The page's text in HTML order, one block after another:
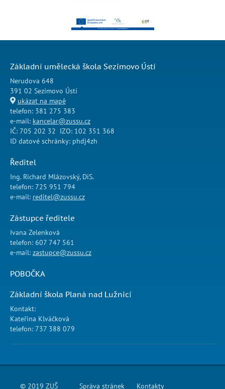
Základní umělecká škola Sezimovo Ústí
Nerudova 648
391 02 Sezimovo Ústí
ukázat na mapě
telefon: 381 275 383
e-mail: kancelar@zussu.cz
IČ: 705 202 32 IZO: 102 351 368
ID datové schránky: phdj4zh
Ředitel
Ing. Richard Mlázovský, DiS.
telefon: 725 951 794
e-mail: reditel@zussu.cz
Zástupce ředitele
Ivana Zelenková
telefon: 607 747 561
e-mail: zastupce@zussu.cz
POBOČKA
Základní škola Planá nad Lužnicí
Kontakt:
Kateřina Klváčková
telefon: 737 388 079
© 2019 ZUŠ Správa stránek Kontakty